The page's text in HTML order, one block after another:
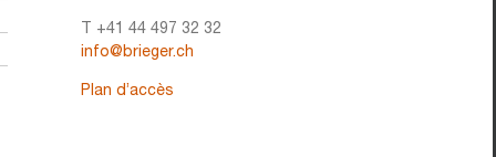
T +41 44 497 32 32
info@brieger.ch
Plan d’accès